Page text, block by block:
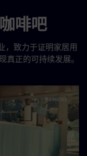
啡吧
，致力于证明家居用
真正的可持续发展。